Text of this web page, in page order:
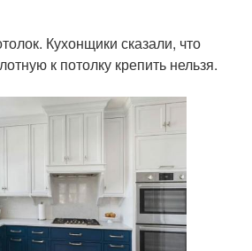
Кухонщики сказали, что
к потолку крепить нельзя.